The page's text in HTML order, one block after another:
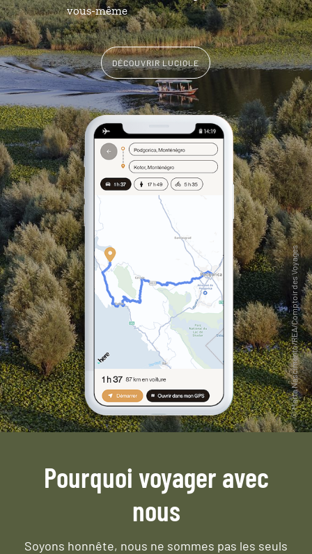
vous-même
DÉCOUVRIR LUCIOLE
Pourquoi voyager avec
nous
Soyons honnête, nous ne sommes pas les seuls